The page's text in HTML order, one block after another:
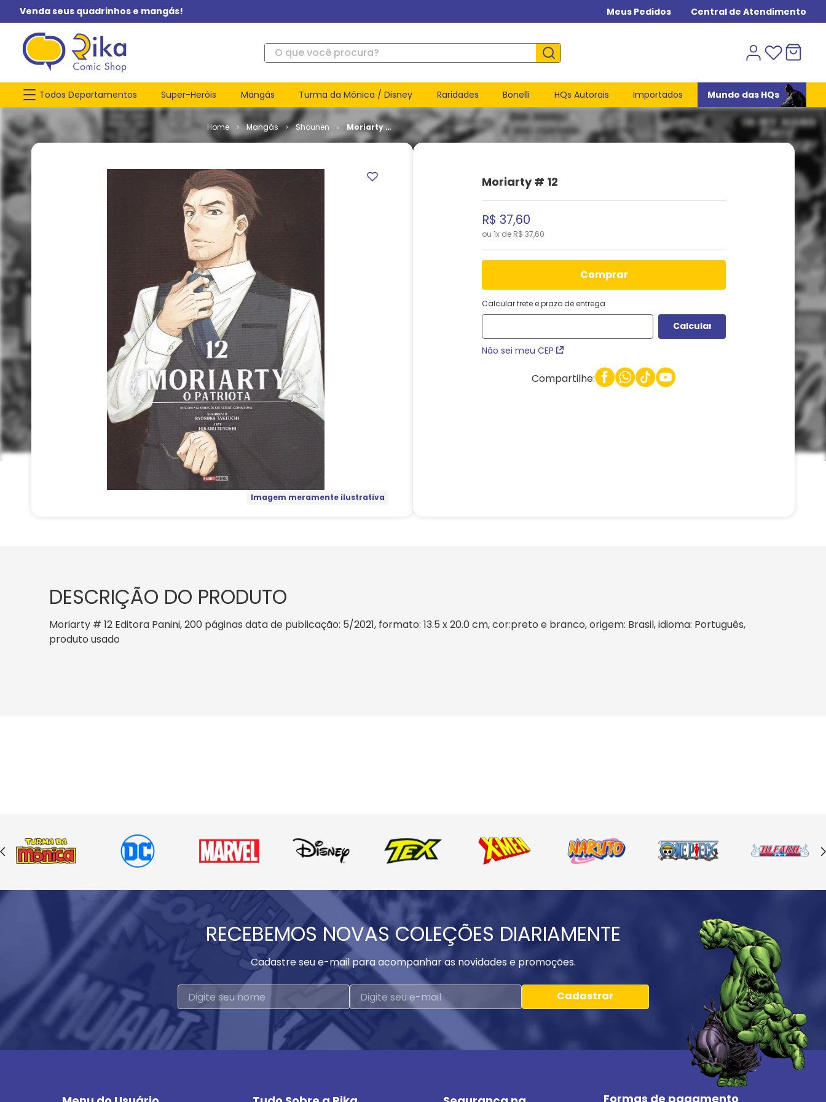
Venda seus quadrinhos e mangás! Meus Pedidos Central de Atendimento
O que você procura?
Todos Departamentos Super-Heróis Mangás Turma da Mônica / Disney Raridades Bonelli HQs Autorais Importados Mundo das HQs
Mangás Shounen
Moriarty #
12
Imagem meramente ilustrativa
Moriarty # 12
R$ 37,60
ou 1x de R$ 37,60
comprar
Calcular frete e prazo de entrega
Não sei meu CEP
Compartilhe:
DESCRIÇÃO DO PRODUTO
Moriarty # 12 Editora Panini, 200 páginas data de publicação: 5/2021, formato: 13.5 x 20.0 cm, cor:preto e branco, origem: Brasil, idioma: Português,
produto usado
RECEBEMOS NOVAS COLEÇÕES DIARIAMENTE
Cadastre seu e-mail para acompanhar as novidades e promoções.
Cadastrar
Formas de pagamento